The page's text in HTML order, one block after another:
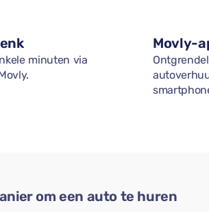
minuten via
Movly-
om een auto te huren